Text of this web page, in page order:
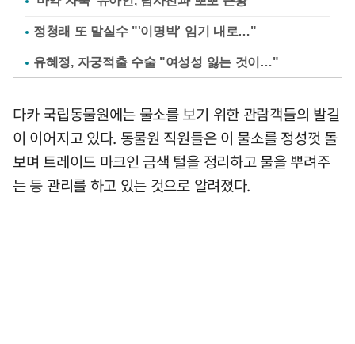
정청래 또 말실수 "'이명박' 임기 내로…"
유혜정, 자궁적출 수술 "여성성 잃는 것이…"
다카 국립동물원에는 물소를 보기 위한 관람객들의 발길
이 이어지고 있다. 동물원 직원들은 이 물소를 정성껏 돌
보며 트레이드 마크인 금색 털을 정리하고 물을 뿌려주
는 등 관리를 하고 있는 것으로 알려졌다.